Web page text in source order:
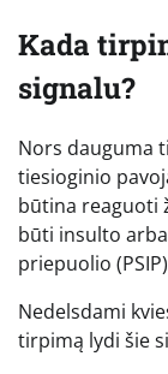
Kada
signalu?
Nors dauguma
tiesioginio
būtina reaguoti
būti insulto
priepuolio
Nedelsdami
tirpimą lydi šie